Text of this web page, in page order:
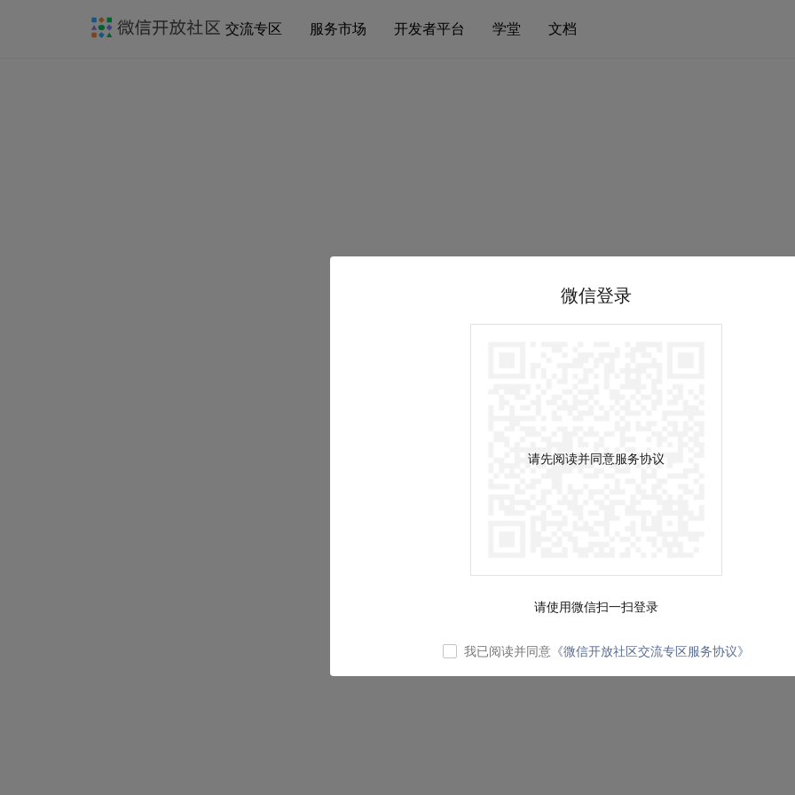
交流专区 服务市场 开发者平台 学堂 文档
微信登录
请先阅读并同意服务协议
请使用微信扫一扫登录
我已阅读并同意 《微信开放社区交流专区服务协议》